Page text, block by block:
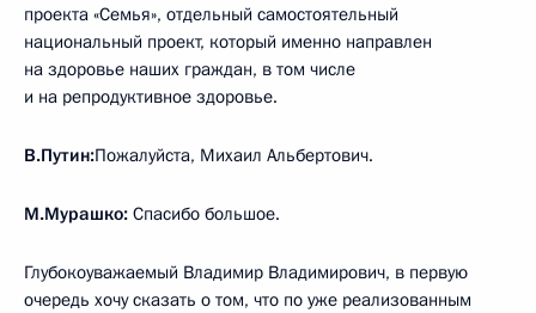
проекта «Семья», отдельный самостоятельный
национальный проект, который именно направлен
на здоровье наших граждан, в том числе
и на репродуктивное здоровье.
В.Путин:Пожалуйста, Михаил Альбертович.
М.Мурашко: Спасибо большое.
Глубокоуважаемый Владимир Владимирович, в первую
очередь хочу сказать о том, что по уже реализованным